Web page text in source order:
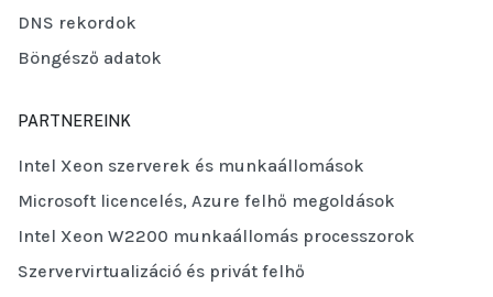
DNS rekordok
Böngésző adatok
PARTNEREINK
Intel Xeon szerverek és munkaállomások
Microsoft licencelés, Azure felhő megoldások
Intel Xeon W2200 munkaállomás processzorok
Szervervirtualizáció és privát felhő